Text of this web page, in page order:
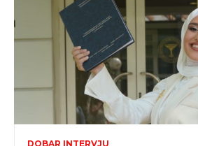
DOBAR INTERVJU